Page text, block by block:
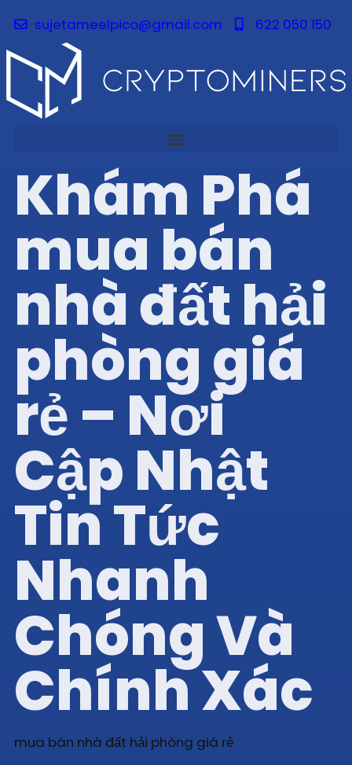
sujetameelpico@gmail.com 622 050 150
Khám Phá
mua bán
nhà đất hải
phòng giá
rẻ – Nơi
Cập Nhật
Tin Tức
Nhanh
Chóng Và
Chính Xác
mua bán nhà đất hải phòng giá rẻ